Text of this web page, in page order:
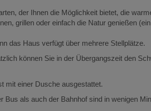
der Ihnen die Möglichkeit bietet, die
grillen oder einfach die Natur genießen
das Haus verfügt über mehrere Stellplätze.
können Sie in der Übergangszeit den
mit einer Dusche ausgestattet.
Bus als auch der Bahnhof sind in wenigen